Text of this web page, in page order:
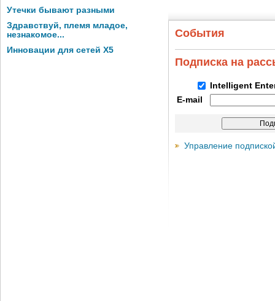
Утечки бывают разными
Здравствуй, племя младое,
незнакомое...
Инновации для сетей X5
События
Подписка на
Intelligent
E-mail
Управление